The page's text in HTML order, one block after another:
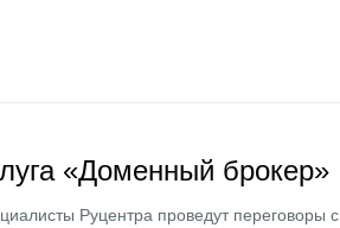
«Доменный брокер»
Руцентра проведут переговоры с